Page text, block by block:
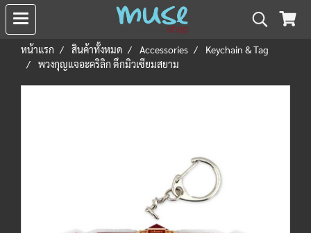
หน้าแรก สินค้าทั้งหมด Accessories
Keychain & Tag
พวงกุญแจอะคริลิก ตึกมิวเซียมสยาม